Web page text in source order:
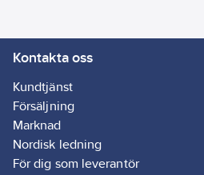
Kontakta oss
Kundtjänst
Försäljning
Marknad
Nordisk ledning
För dig som leverantör